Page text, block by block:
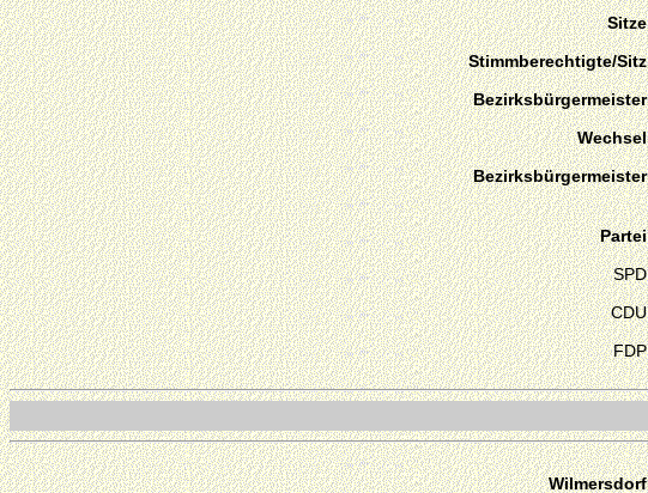
Sitze
Stimmberechtigte/Sitz
Bezirksbürgermeister
Wechsel
Bezirksbürgermeister
Partei
SPD
CDU
FDP
Wilmersdorf